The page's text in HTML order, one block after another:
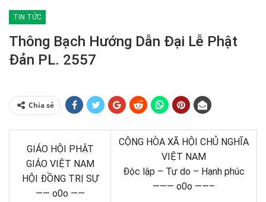
TIN TỨC
Thông Bạch Hướng Dẫn Đại Lễ Phật
Đản PL. 2557
Chia sẻ
GIÁO HỘI PHẬT
GIÁO VIỆT NAM
HỘI ĐỒNG TRỊ SỰ
—— o0o ——
CỘNG HÒA XÃ HỘI CHỦ NGHĨA
VIỆT NAM
Độc lập – Tự do – Hạnh phúc
——— o0o ——–